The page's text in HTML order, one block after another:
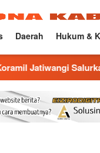
Daerah Hukum &
Salurkan